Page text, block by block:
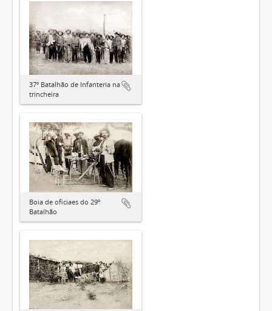
37º Batalhão de Infanteria na
trincheira
Boia de oficiaes do 29º
Batalhão